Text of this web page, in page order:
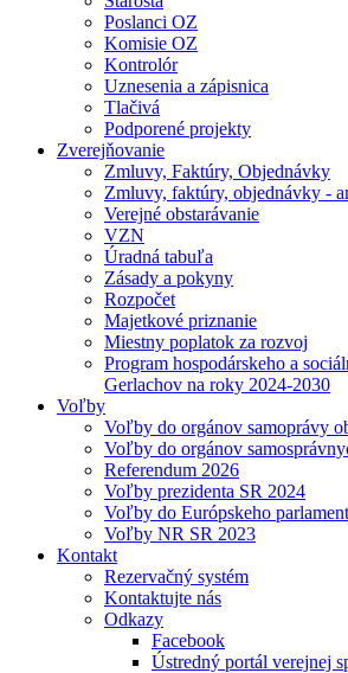
Poslanci OZ
Komisie OZ
Kontrolór
Uznesenia a zápisnica
Tlačivá
Podporené projekty
Zverejňovanie
Zmluvy, Faktúry, Objednávky
Zmluvy, faktúry, objednávky -
Verejné obstarávanie
VZN
Úradná tabuľa
Zásady a pokyny
Rozpočet
Majetkové priznanie
Miestny poplatok za rozvoj
Program hospodárskeho a
Gerlachov na roky 2024-2030
Voľby
Voľby do orgánov samoprávy
Voľby do orgánov
Referendum 2026
Voľby prezidenta SR 2024
Voľby do Európskeho
Voľby NR SR 2023
Kontakt
Rezervačný systém
Kontaktujte nás
Odkazy
Facebook
Ústredný portál verejnej